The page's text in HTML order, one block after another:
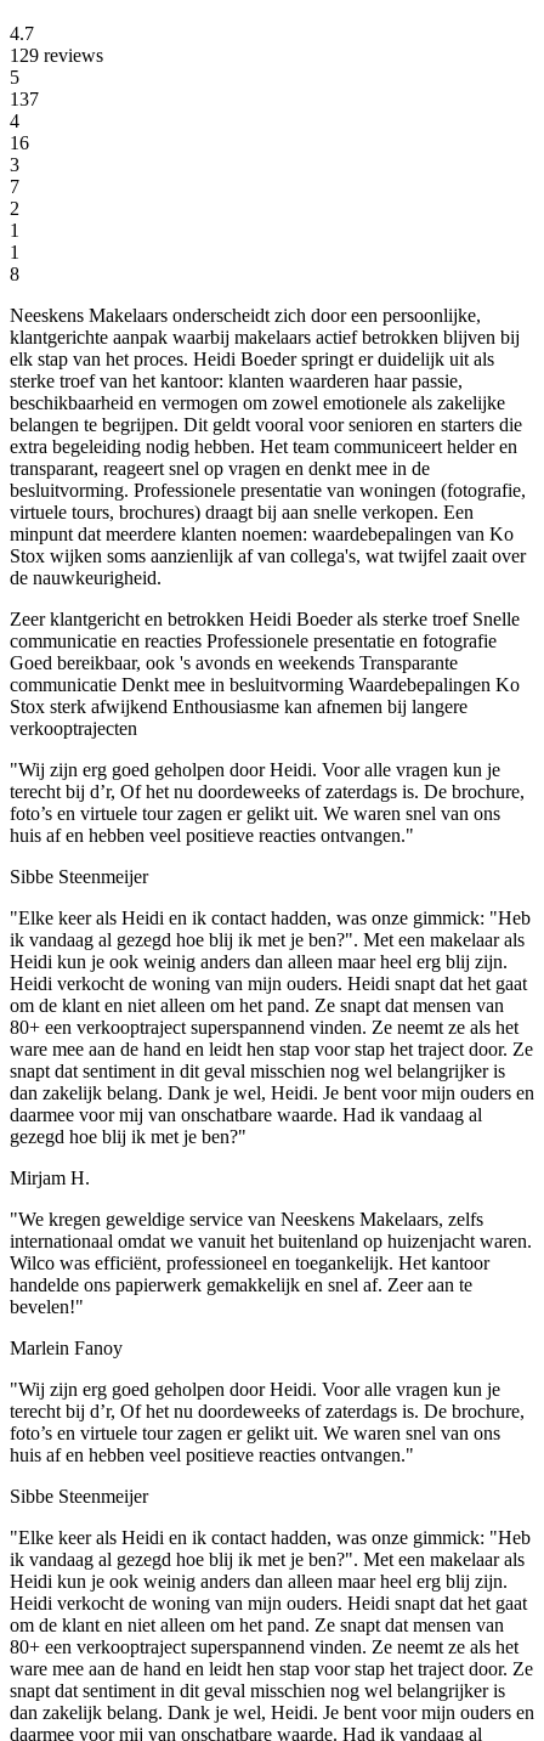
4.7
129 reviews
5
137
4
16
3
7
2
1
1
8
Neeskens Makelaars onderscheidt zich door een persoonlijke,
klantgerichte aanpak waarbij makelaars actief betrokken blijven bij
elk stap van het proces. Heidi Boeder springt er duidelijk uit als
sterke troef van het kantoor: klanten waarderen haar passie,
beschikbaarheid en vermogen om zowel emotionele als zakelijke
belangen te begrijpen. Dit geldt vooral voor senioren en starters die
extra begeleiding nodig hebben. Het team communiceert helder en
transparant, reageert snel op vragen en denkt mee in de
besluitvorming. Professionele presentatie van woningen (fotografie,
virtuele tours, brochures) draagt bij aan snelle verkopen. Een
minpunt dat meerdere klanten noemen: waardebepalingen van Ko
Stox wijken soms aanzienlijk af van collega's, wat twijfel zaait over
de nauwkeurigheid.
Zeer klantgericht en betrokken Heidi Boeder als sterke troefSnelle
communicatie en reacties Professionele presentatie en fotografie
Goed bereikbaar, ook 's avonds en weekends Transparante
communicatie Denkt mee in besluitvorming Waardebepalingen Ko
Stox sterk afwijkend Enthousiasme kan afnemen bij langere
verkooptrajecten
"Wij zijn erg goed geholpen door Heidi. Voor alle vragen kun je
terecht bij d’r, Of het nu doordeweeks of zaterdags is. De brochure,
foto’s en virtuele tour zagen er gelikt uit. We waren snel van ons
huis af en hebben veel positieve reacties ontvangen."
Sibbe Steenmeijer
"Elke keer als Heidi en ik contact hadden, was onze gimmick: "Heb
ik vandaag al gezegd hoe blij ik met je ben?". Met een makelaar als
Heidi kun je ook weinig anders dan alleen maar heel erg blij zijn.
Heidi verkocht de woning van mijn ouders. Heidi snapt dat het gaat
om de klant en niet alleen om het pand. Ze snapt dat mensen van
80+ een verkooptraject superspannend vinden. Ze neemt ze als het
ware mee aan de hand en leidt hen stap voor stap het traject door. Ze
snapt dat sentiment in dit geval misschien nog wel belangrijker is
dan zakelijk belang. Dank je wel, Heidi. Je bent voor mijn ouders en
daarmee voor mij van onschatbare waarde. Had ik vandaag al
gezegd hoe blij ik met je ben?"
Mirjam H.
"We kregen geweldige service van Neeskens Makelaars, zelfs
internationaal omdat we vanuit het buitenland op huizenjacht waren.
Wilco was efficiënt, professioneel en toegankelijk. Het kantoor
handelde ons papierwerk gemakkelijk en snel af. Zeer aan te
bevelen!"
Marlein Fanoy
"Wij zijn erg goed geholpen door Heidi. Voor alle vragen kun je
terecht bij d’r, Of het nu doordeweeks of zaterdags is. De brochure,
foto’s en virtuele tour zagen er gelikt uit. We waren snel van ons
huis af en hebben veel positieve reacties ontvangen."
Sibbe Steenmeijer
"Elke keer als Heidi en ik contact hadden, was onze gimmick: "Heb
ik vandaag al gezegd hoe blij ik met je ben?". Met een makelaar als
Heidi kun je ook weinig anders dan alleen maar heel erg blij zijn.
Heidi verkocht de woning van mijn ouders. Heidi snapt dat het gaat
om de klant en niet alleen om het pand. Ze snapt dat mensen van
80+ een verkooptraject superspannend vinden. Ze neemt ze als het
ware mee aan de hand en leidt hen stap voor stap het traject door. Ze
snapt dat sentiment in dit geval misschien nog wel belangrijker is
dan zakelijk belang. Dank je wel, Heidi. Je bent voor mijn ouders en
daarmee voor mij van onschatbare waarde. Had ik vandaag al